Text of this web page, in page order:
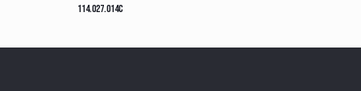
114.027.014C